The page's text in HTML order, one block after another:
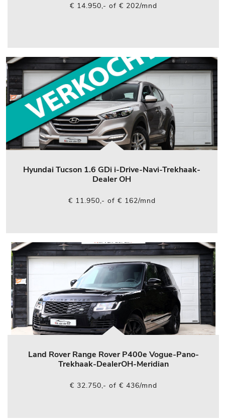
€ 14.950,- of € 202/mnd
Hyundai Tucson 1.6 GDi i-Drive-Navi-Trekhaak-
Dealer OH
€ 11.950,- of € 162/mnd
Land Rover Range Rover P400e Vogue-Pano-
Trekhaak-DealerOH-Meridian
€ 32.750,- of € 436/mnd